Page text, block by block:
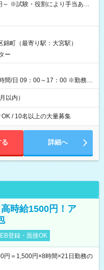
給（前払い）オプションあ
ら1週間ほどで給与の一部を受け
（休憩1時間） 時給1,300円
※当日の役割により時給＋100
13:30（休憩なし） 時給1,300
8,400円＋交通費 【試用期
町（最寄り駅：大宮駅）
ー
間/日 09：00～17：00 ※勤務時
以内）
/ 10名以上の大量募集
る 詳細へ
時給1500円！ア
登録・面接OK
円＝1,500円×8時間×21日勤務の